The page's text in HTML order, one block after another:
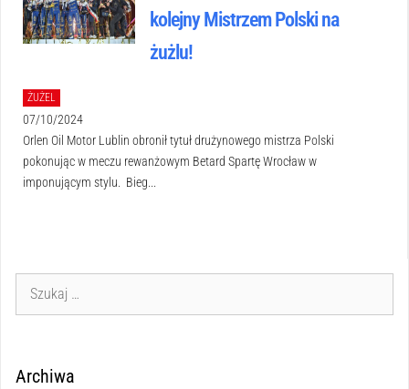
kolejny Mistrzem Polski na
żużlu!
ŻUŻEL
07/10/2024
Orlen Oil Motor Lublin obronił tytuł drużynowego mistrza Polski
pokonując w meczu rewanżowym Betard Spartę Wrocław w
imponującym stylu. Bieg...
Archiwa